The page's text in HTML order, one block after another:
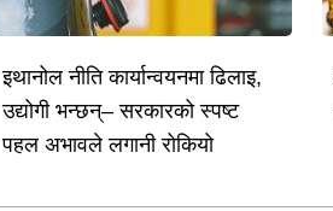
इथानोल नीति कार्यान्वयनमा ढिलाइ,
उद्योगी भन्छन्– सरकारको स्पष्ट
पहल अभावले लगानी रोकियो